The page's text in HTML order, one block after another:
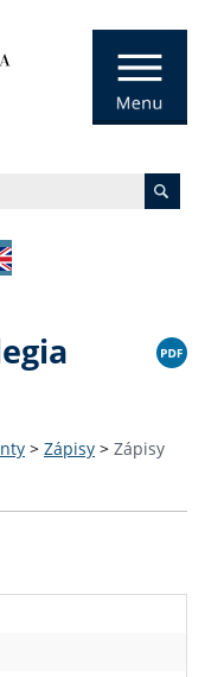
> Zápisy > Zápisy